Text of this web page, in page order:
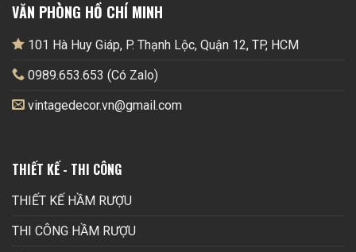
VĂN PHÒNG HỒ CHÍ MINH
101 Hà Huy Giáp, P. Thạnh Lộc, Quận 12, TP, HCM
0989.653.653 (Có Zalo)
vintagedecor.vn@gmail.com
THIẾT KẾ - THI CÔNG
THIẾT KẾ HẦM RƯỢU
THI CÔNG HẦM RƯỢU